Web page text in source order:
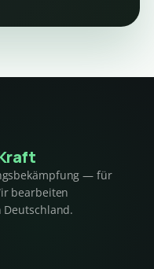
— für
bearbeiten
Deutschland.